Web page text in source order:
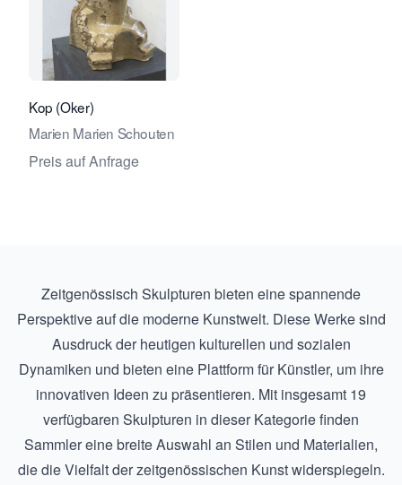
Verkaeuferseite von Galerie Paul
Kop (Oker)
Marien Marien Schouten
Preis auf Anfrage
Zeitgenössisch Skulpturen bieten eine spannende
Perspektive auf die moderne Kunstwelt. Diese Werke sind
Ausdruck der heutigen kulturellen und sozialen
Dynamiken und bieten eine Plattform für Künstler, um ihre
innovativen Ideen zu präsentieren. Mit insgesamt 19
verfügbaren Skulpturen in dieser Kategorie finden
Sammler eine breite Auswahl an Stilen und Materialien,
die die Vielfalt der zeitgenössischen Kunst widerspiegeln.